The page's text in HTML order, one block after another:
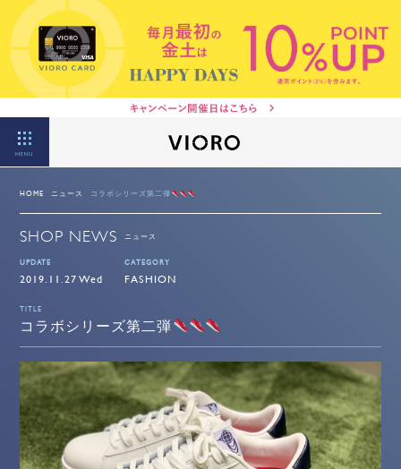
MENU
HOME ニュース コラボシリーズ第二弾
SHOP NEWS ニュース
UPDATE
2019.11.27 Wed
CATEGORY
FASHION
TITLE
コラボシリーズ第二弾